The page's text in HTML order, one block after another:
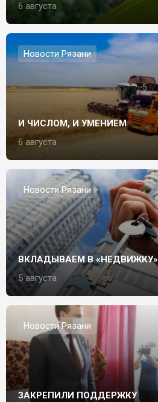
6 августа
Новости Рязани
И ЧИСЛОМ, И УМЕНИЕМ
6 августа
Новости Рязани
ВКЛАДЫВАЕМ В «НЕДВИЖКУ»
5 августа
Новости Рязани
ЗАКРЕПИЛИ ПОДДЕРЖКУ